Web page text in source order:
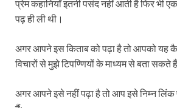
प्रेम कहानियाँ इतनी पसंद नहीं आती है फिर भी
पढ़ ही ली थी।
अगर आपने इस किताब को पढ़ा है तो आपको यह
विचारों से मुझे टिपण्णियों के माध्यम से बता सकते
अगर आपने इसे नहीं पढ़ा है तो आप इसे निम्न